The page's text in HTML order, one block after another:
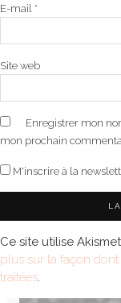
E-mail *
Site web
Enregistrer mon
mon prochain
M'inscrire à la
Ce site utilise
plus sur la façon
traitées.